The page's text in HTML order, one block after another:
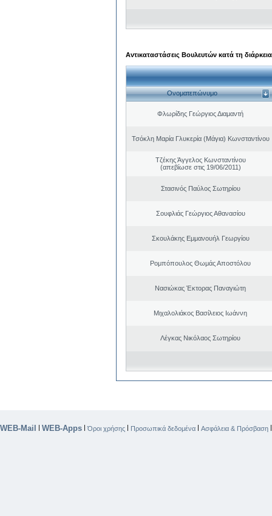
Αντικαταστάσεις Βουλευτών κατά τη
Ονοματεπώνυμο
Φλωρίδης Γεώργιος Διαμαντή
Τσόκλη Μαρία Γλυκερία (Μάγια) Κωνσταντίνου
Τζέκης Άγγελος Κωνσταντίνου
(απεβίωσε στις 19/06/2011)
Στασινός Παύλος Σωτηρίου
Σουφλιάς Γεώργιος Αθανασίου
Σκουλάκης Εμμανουήλ Γεωργίου
Ρομπόπουλος Θωμάς Αποστόλου
Νασιώκας Έκτορας Παναγιώτη
Μιχαλολιάκος Βασίλειος Ιωάννη
Λέγκας Νικόλαος Σωτηρίου
WEB-Mail | WEB-Apps |Όροι χρήσης | Προσωπικά δεδομένα | Ασφάλεια & Πρόσβαση